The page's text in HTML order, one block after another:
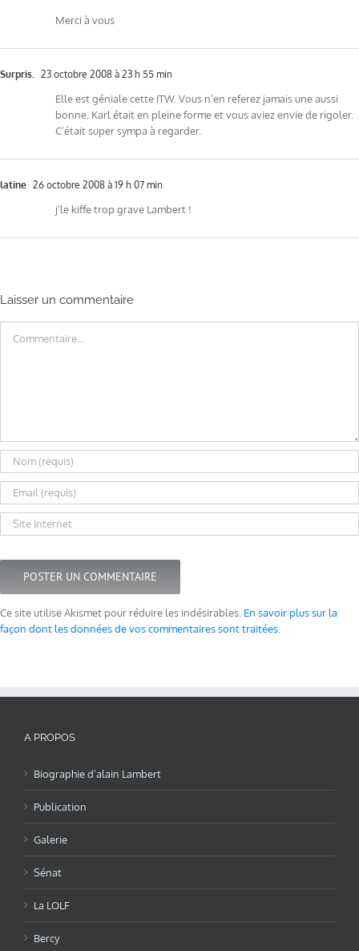
Merci à vous
Surpris. 23 octobre 2008 à 23 h 55 min
Elle est géniale cette ITW. Vous n’en referez jamais une aussi
bonne. Karl était en pleine forme et vous aviez envie de rigoler.
C’était super sympa à regarder.
latine 26 octobre 2008 à 19 h 07 min
j’le kiffe trop grave Lambert !
Laisser un commentaire
Ce site utilise Akismet pour réduire les indésirables. En savoir plus sur la
façon dont les données de vos commentaires sont traitées
A PROPOS
Biographie d’alain Lambert
Publication
Galerie
Sénat
La LOLF
Bercy